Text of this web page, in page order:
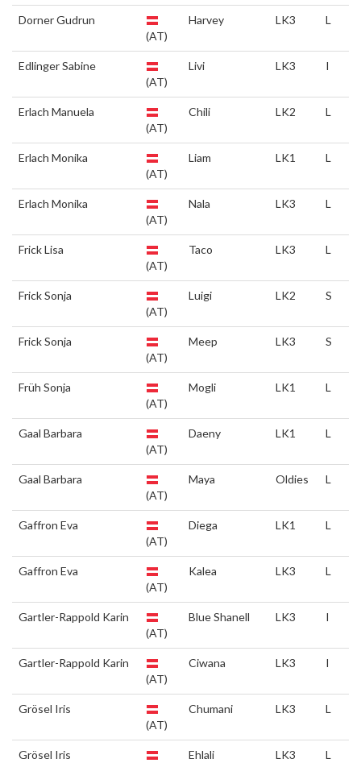
Dorner Gudrun
(AT)
Harvey LK3 L
Edlinger Sabine
(AT)
Livi LK3 I
Erlach Manuela
(AT)
Chili LK2 L
Erlach Monika
(AT)
Liam LK1 L
Erlach Monika
(AT)
Nala LK3 L
Frick Lisa
(AT)
Taco LK3 L
Frick Sonja
(AT)
Luigi LK2 S
Frick Sonja
(AT)
Meep LK3 S
Früh Sonja
(AT)
Mogli LK1 L
Gaal Barbara
(AT)
Daeny LK1 L
Gaal Barbara
(AT)
Maya Oldies L
Gaffron Eva
(AT)
Diega LK1 L
Gaffron Eva
(AT)
Kalea LK3 L
Gartler-Rappold Karin
(AT)
Blue Shanell LK3 I
Gartler-Rappold Karin
(AT)
Ciwana LK3 I
Grösel Iris
(AT)
Chumani LK3 L
Grösel Iris
Ehlali LK3 L